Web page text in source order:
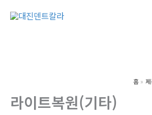
홈
라이트복원(기타)